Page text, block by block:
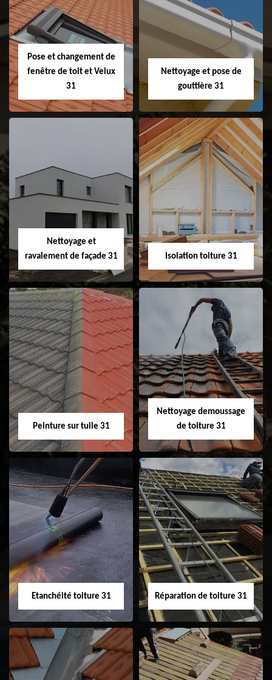
Couvreur 31
Etanchéité de
faitage et faitière
31
Pose et changement de
fenêtre de toit et Velux
31
Pose et
changement de
fenêtre de toit et
Velux 31
Nettoyage et pose de
gouttière 31
Nettoyage et pose
Nettoyage et
ravalement de façade 31
Nettoyage et
ravalement de
façade 31
Isolation toiture 31
Isolation toiture 31
Peinture sur tuile 31
Peinture sur tuile
31
Nettoyage demoussage
de toiture 31
Nettoyage
demoussage de
toiture 31
Etanchéité toiture 31 Réparation de toiture 31